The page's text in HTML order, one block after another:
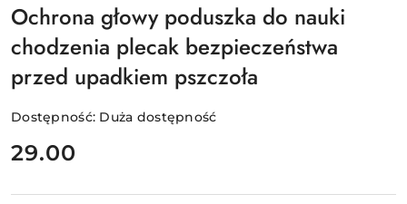
Ochrona głowy poduszka do nauki
chodzenia plecak bezpieczeństwa
przed upadkiem pszczoła
Dostępność: Duża dostępność
cena:
29.00